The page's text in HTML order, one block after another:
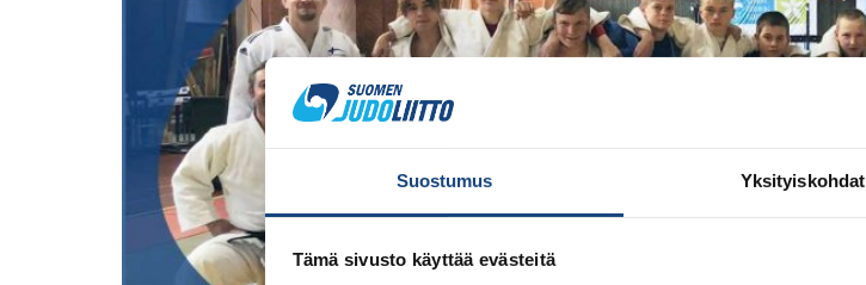
Suostumus Yksityiskohdat
Tämä sivusto käyttää evästeitä